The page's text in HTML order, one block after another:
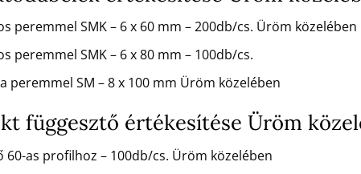
peremmel SMK – 6 x 60 mm – 200db/cs. Üröm közelében
peremmel SMK – 6 x 80 mm – 100db/cs.
peremmel SM – 8 x 100 mm Üröm közelében
függesztő értékesítése Üröm
60-as profilhoz – 100db/cs. Üröm közelében